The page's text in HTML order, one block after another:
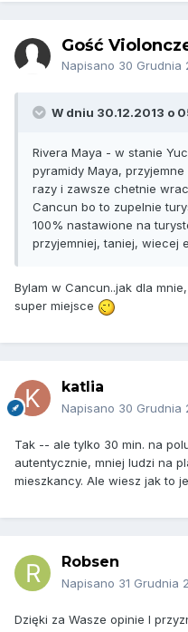
Gość
Napisano 30 Grudnia
W dniu 30.12.2013 o
Rivera Maya - w stanie
pyramidy Maya,
razy i zawsze chetnie
Cancun bo to zupelnie
100% nastawione na
przyjemniej, taniej, wiecej
Bylam w Cancun..jak dla
super miejsce
katlia
Napisano 30 Grudnia
Tak -- ale tylko 30 min. na
autentycznie, mniej ludzi na
mieszkancy. Ale wiesz jak to
Robsen
Napisano 31 Grudnia
Dzięki za Wasze opinie I